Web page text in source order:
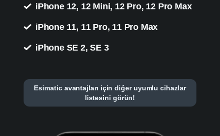
iPhone 12, 12 Mini, 12 Pro, 12 Pro Max
iPhone 11, 11 Pro, 11 Pro Max
iPhone SE 2, SE 3
Esimatic avantajları için diğer uyumlu cihazlar
listesini görün!